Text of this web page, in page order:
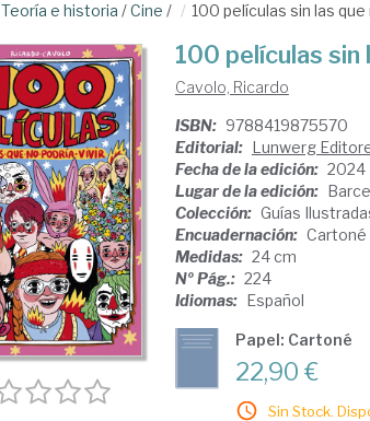
Teoría e historia /Cine / 100 películas sin las
100 películas sin
Cavolo, Ricardo
ISBN: 9788419875570
Editorial: Lunwerg
Fecha de la edición: 2024
Lugar de la edición:
Colección: Guías
Encuadernación: Cartoné
Medidas: 24 cm
Nº Pág.: 224
Idiomas: Español
Papel: Cartoné
22,90 €
Sin Stock.